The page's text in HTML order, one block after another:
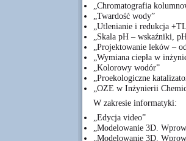
„Chromatografia
„Twardość wody”
„Utlenianie i redukcja
„Skala pH – wskaźniki,
„Projektowanie leków –
„Wymiana ciepła w
„Kolorowy wodór”
„Proekologiczne
„OZE w Inżynierii
W zakresie informatyki:
„Edycja video”
„Modelowanie 3D.
„Modelowanie 3D.